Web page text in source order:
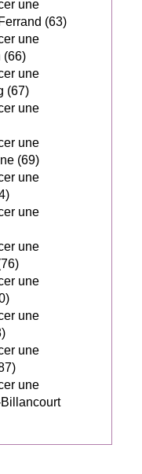
une
(63)
une
(66)
une
(67)
une
une
(69)
une
une
une
une
une
une
une